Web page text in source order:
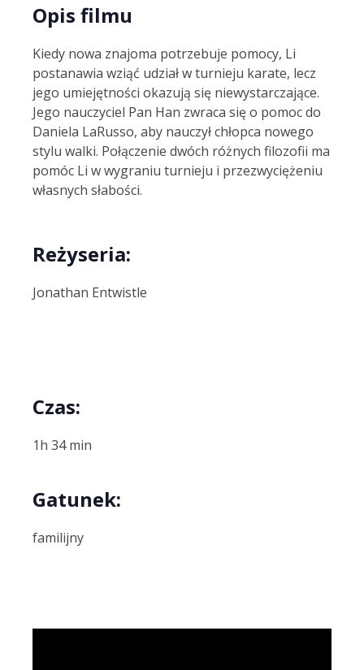
Opis filmu
Kiedy nowa znajoma potrzebuje pomocy, Li
postanawia wziąć udział w turnieju karate, lecz
jego umiejętności okazują się niewystarczające.
Jego nauczyciel Pan Han zwraca się o pomoc do
Daniela LaRusso, aby nauczył chłopca nowego
stylu walki. Połączenie dwóch różnych filozofii ma
pomóc Li w wygraniu turnieju i przezwyciężeniu
własnych słabości.
Reżyseria:
Jonathan Entwistle
Czas:
1h 34 min
Gatunek:
familijny